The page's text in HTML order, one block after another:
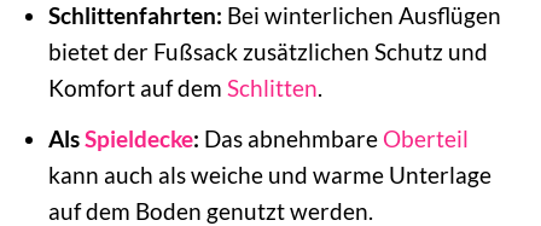
Schlittenfahrten: Bei winterlichen Ausflügen
bietet der Fußsack zusätzlichen Schutz und
Komfort auf dem Schlitten.
AlsSpieldecke: Das abnehmbare Oberteil
kann auch als weiche und warme Unterlage
auf dem Boden genutzt werden.